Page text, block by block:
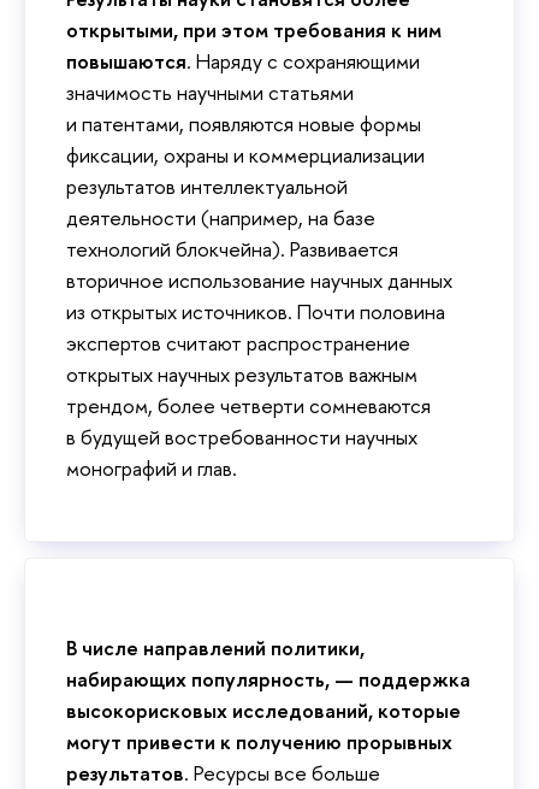
открытыми, при этом требования к ним
повышаются. Наряду с сохраняющими
значимость научными статьями
и патентами, появляются новые формы
фиксации, охраны и коммерциализации
результатов интеллектуальной
деятельности (например, на базе
технологий блокчейна). Развивается
вторичное использование научных данных
из открытых источников. Почти половина
экспертов считают распространение
открытых научных результатов важным
трендом, более четверти сомневаются
в будущей востребованности научных
монографий и глав.
В числе направлений политики,
набирающих популярность, — поддержка
высокорисковых исследований, которые
могут привести к получению прорывных
результатов. Ресурсы все больше